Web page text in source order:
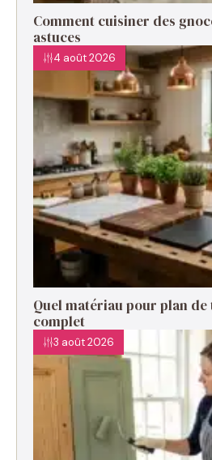
Comment cuisiner des
astuces
4 août 2026
Quel matériau pour plan
complet
3 août 2026